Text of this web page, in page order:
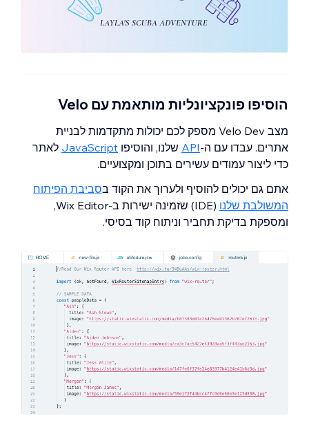
הוסיפו פונקציונליות מותאמת עם Velo
מצב Velo Dev מספק לכם יכולות מתקדמות לבניית
אתרים. עבדו עם ה-API שלנו, והוסיפו JavaScript לאתר
כדי ליצור עמודים עשירים בתוכן ומקצועיים.
אתם גם יכולים להוסיף ולערוך את הקוד בסביבת הפיתוח
המשולבת שלנו
(IDE) שזמינה ישירות ב-Wix Editor,
ומספקת בדיקת תחביר וניתוח קוד בסיסי.